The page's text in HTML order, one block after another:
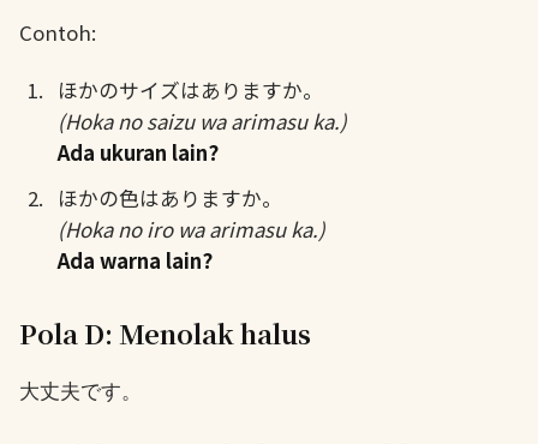
Contoh:
ほかのサイズはありますか。
(Hoka no saizu wa arimasu ka.)
Ada ukuran lain?
ほかの色はありますか。
(Hoka no iro wa arimasu ka.)
Ada warna lain?
Pola D: Menolak halus
大丈夫です。